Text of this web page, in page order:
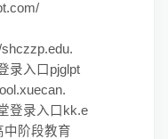
录入口pjglpt
登录入口kk.e
中阶段教育